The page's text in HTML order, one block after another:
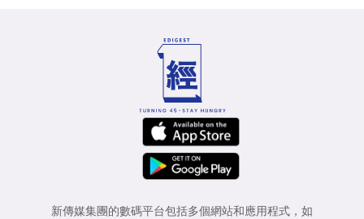
新傳媒集團的數碼平台包括多個網站和應用程式，如